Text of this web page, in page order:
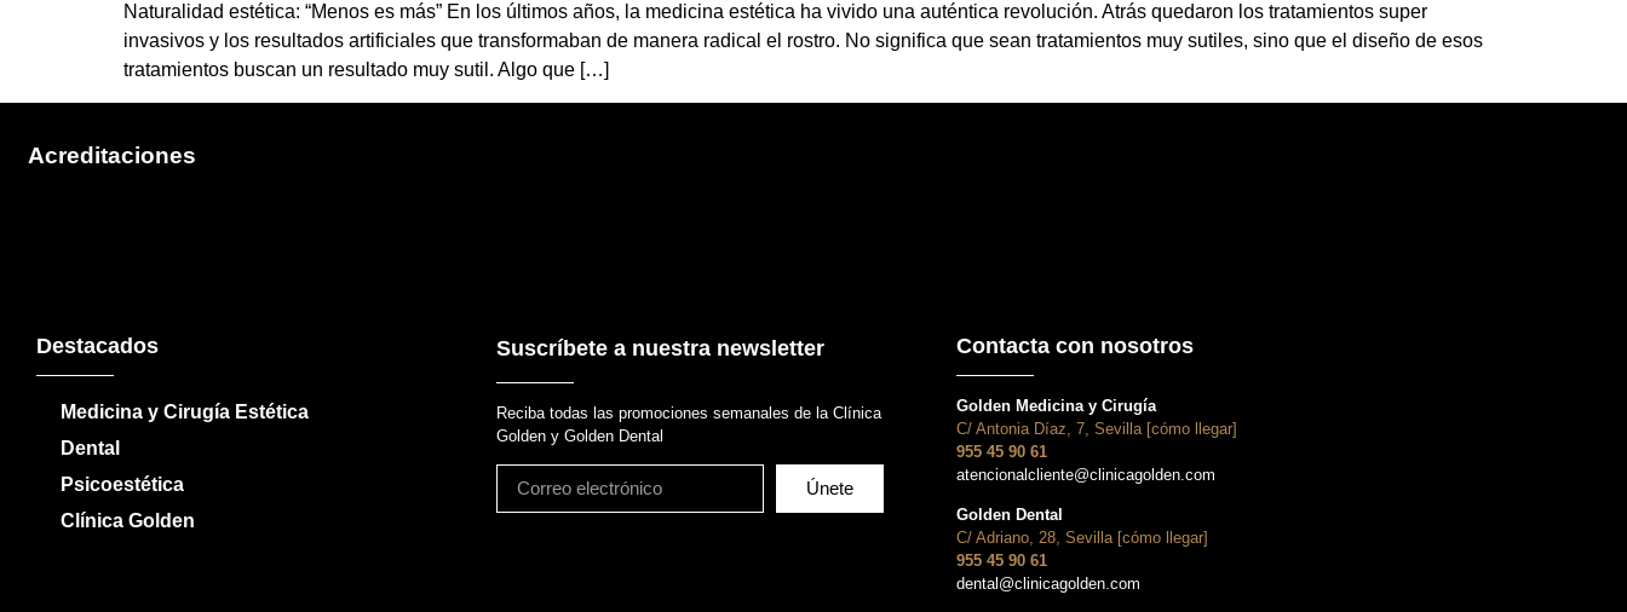
Naturalidad estética: “Menos es más” En los últimos años, la medicina estética ha vivido una auténtica revolución. Atrás quedaron los tratamientos super
invasivos y los resultados artificiales que transformaban de manera radical el rostro. No significa que sean tratamientos muy sutiles, sino que el diseño de esos
tratamientos buscan un resultado muy sutil. Algo que […]
Acreditaciones
Destacados
Medicina y Cirugía Estética
Dental
Psicoestética
Clínica Golden
Suscríbete a nuestra newsletter
Reciba todas las promociones semanales de la Clínica
Golden y Golden Dental
Únete
Contacta con nosotros
Golden Medicina y Cirugía
C/ Antonia Díaz, 7, Sevilla [cómo llegar]
955 45 90 61
atencionalcliente@clinicagolden.com
Golden Dental
C/ Adriano, 28, Sevilla [cómo llegar]
955 45 90 61
dental@clinicagolden.com